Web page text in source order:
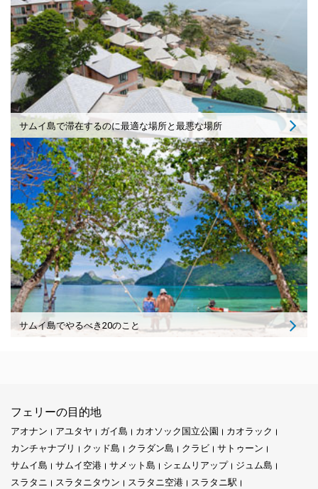
サムイ島で滞在するのに最適な場所と最悪な場所
サムイ島でやるべき20のこと
フェリーの目的地
アオナン アユタヤ ガイ島 カオソック国立公園
カオラック
カンチャナブリ
クッド島 クラダン島 クラビ
サトゥーン
サムイ島
サムイ空港 サメット島 シェムリアップ
ジュム島
スラタニ
スラタニタウン スラタニ空港
スラタニ駅